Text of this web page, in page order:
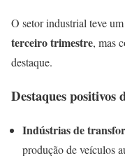
O setor industrial teve
terceiro trimestre, mas
destaque.
Destaques positivos
Indústrias de
produção de veículos